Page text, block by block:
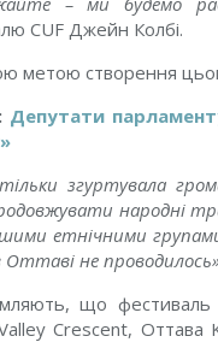
CUF Джейн Колбі.
метою створення
Депутати
згуртувала
народні
етнічними
Оттаві не проводилось
що
Crescent, Оттава